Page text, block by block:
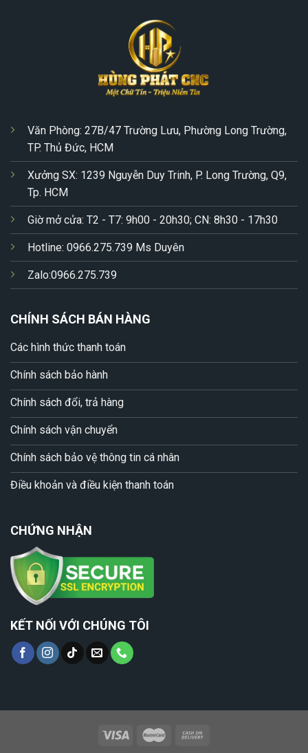
Văn Phòng: 27B/47 Trường Lưu, Phường Long Trường,
TP. Thủ Đức, HCM
Xưởng SX: 1239 Nguyễn Duy Trinh, P. Long Trường, Q9,
Tp. HCM
Giờ mở cửa: T2 - T7: 9h00 - 20h30; CN: 8h30 - 17h30
Hotline: 0966.275.739 Ms Duyên
Zalo:0966.275.739
CHÍNH SÁCH BÁN HÀNG
Các hình thức thanh toán
Chính sách bảo hành
Chính sách đổi, trả hàng
Chính sách vận chuyển
Chính sách bảo vệ thông tin cá nhân
Điều khoản và điều kiện thanh toán
CHỨNG NHẬN
KẾT NỐI VỚI CHÚNG TÔI